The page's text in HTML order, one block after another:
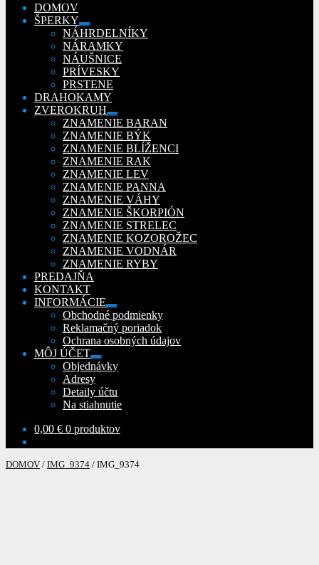
DOMOV
ŠPERKY
Rozbaliť
podradené
menu
NÁHRDELNÍKY
NÁRAMKY
NÁUŠNICE
PRÍVESKY
PRSTENE
DRAHOKAMY
ZVEROKRUH
Rozbaliť
podradené
menu
ZNAMENIE BARAN
ZNAMENIE BÝK
ZNAMENIE BLÍŽENCI
ZNAMENIE RAK
ZNAMENIE LEV
ZNAMENIE PANNA
ZNAMENIE VÁHY
ZNAMENIE ŠKORPIÓN
ZNAMENIE STRELEC
ZNAMENIE KOZOROŽEC
ZNAMENIE VODNÁR
ZNAMENIE RYBY
PREDAJŇA
KONTAKT
INFORMÁCIE
Rozbaliť
podradené
menu
Obchodné podmienky
Reklamačný poriadok
Ochrana osobných údajov
MÔJ ÚČET
Rozbaliť
podradené
Objednávky
Adresy
Detaily účtu
Na stiahnutie
0,00 € 0 produktov
DOMOV / IMG_9374 / IMG_9374